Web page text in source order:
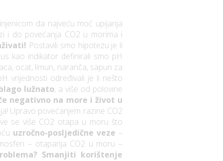
da najveću moć upijanja
i do povećanja CO2 u morima i
Postavili smo hipotezu je li
kao indikator definirali smo pH
ocat, limun, naranča, sapun za
vrijednosti određivali je li nešto
lužnato, a više od polovine
negativno na more i život u
Upravo povećanjem razine CO2
se više CO2 otapa u moru što
uzročno-posljedične veze –
– otapanja CO2 u moru –
Smanjiti korištenje